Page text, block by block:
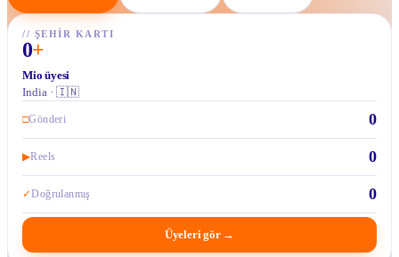
// ŞEHIR KARTI
0+
Mio üyesi
India · 🇮🇳
□Gönderi 0
▶Reels 0
✓Doğrulanmış 0
Üyeleri gör →